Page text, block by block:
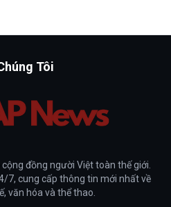
Tôi
đồng người Việt toàn thế giới.
7, cung cấp thông tin mới nhất về
văn hóa và thể thao.